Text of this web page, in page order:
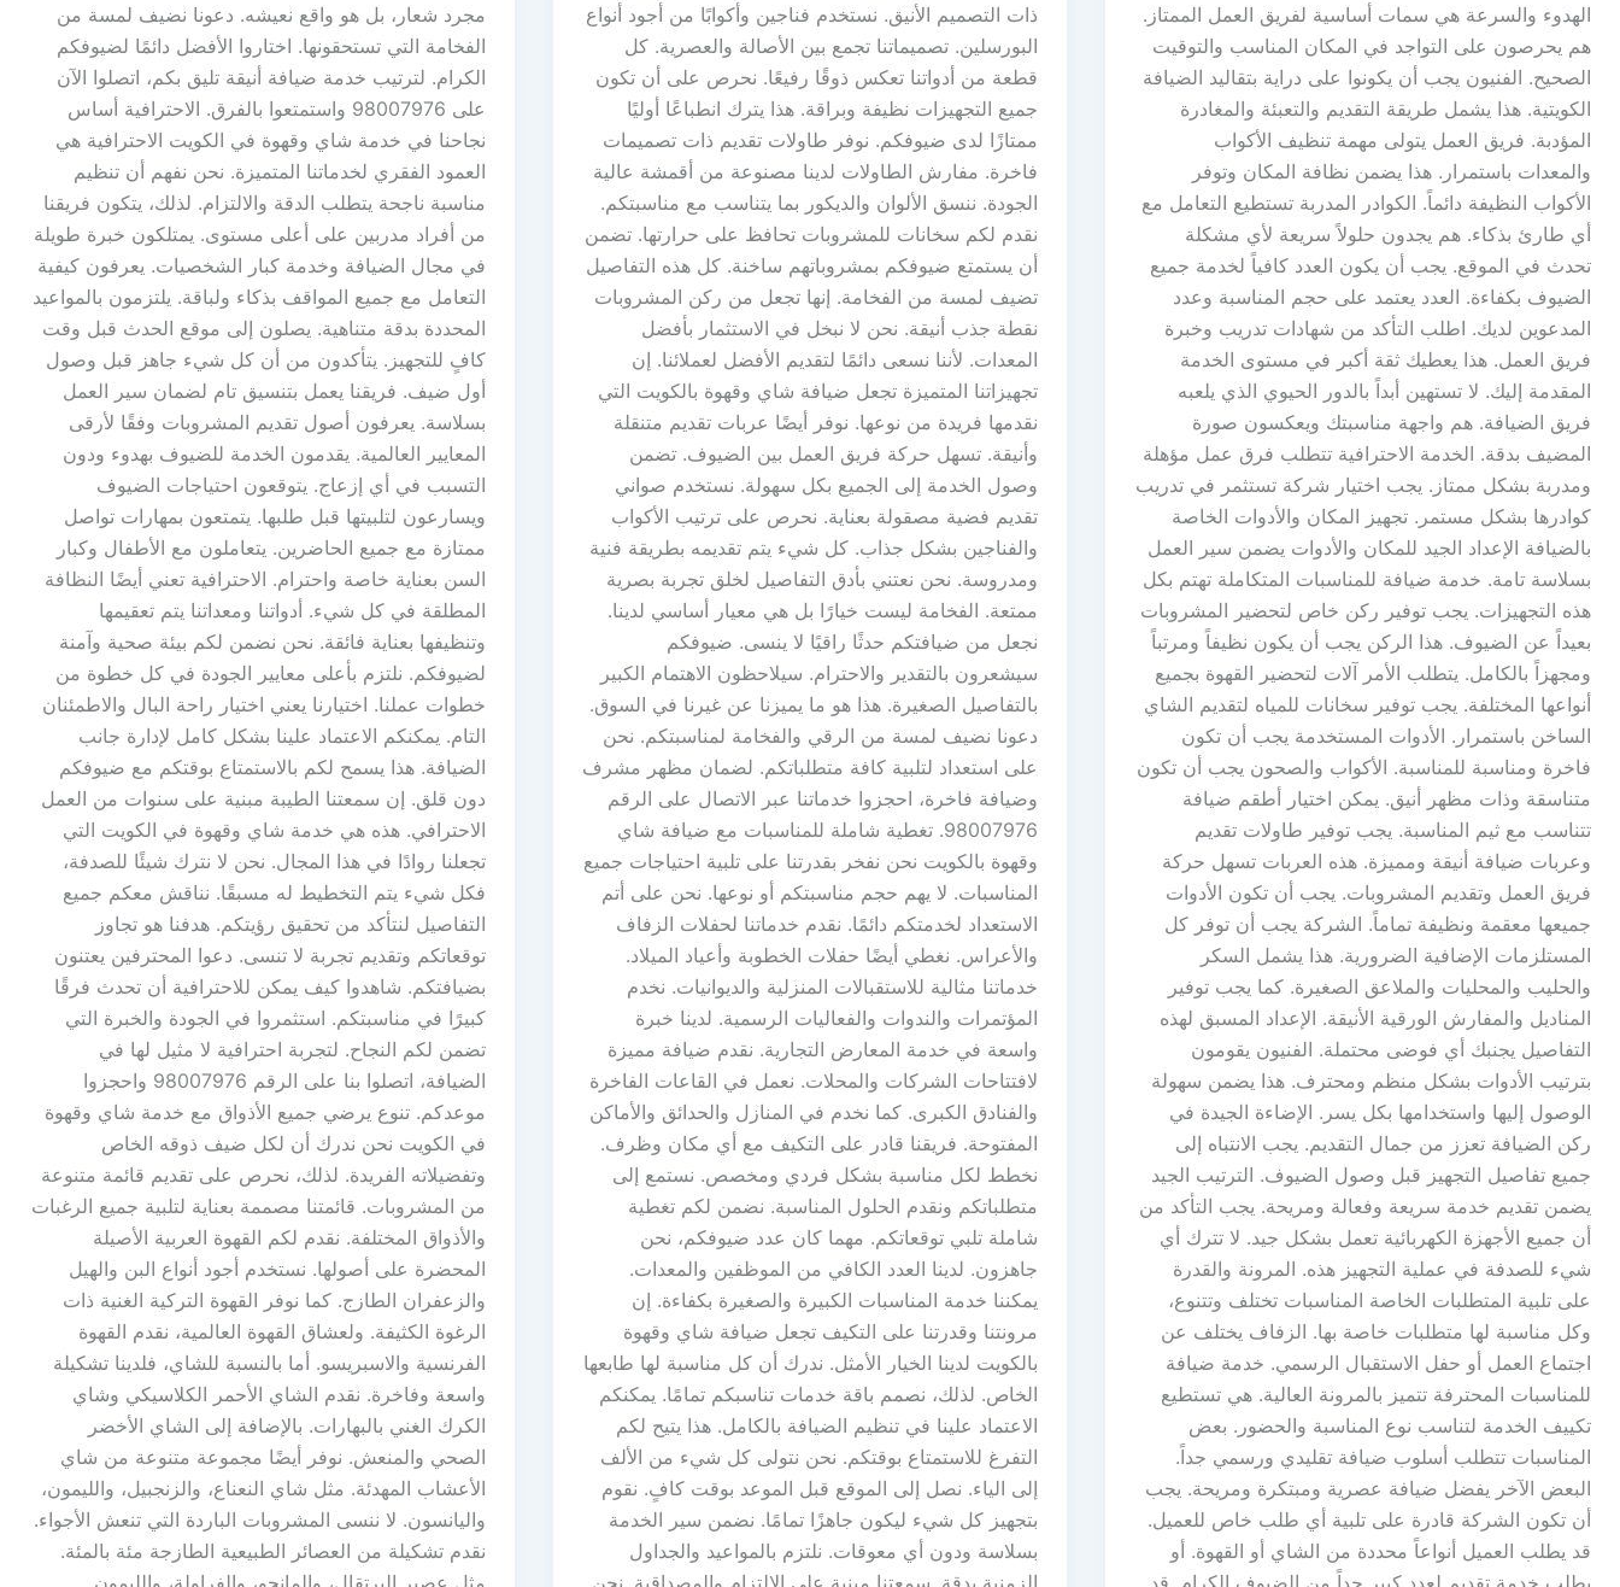
الهدوء والسرعة هي سمات أساسية لفريق العمل الممتاز.
هم يحرصون على التواجد في المكان المناسب والتوقيت
الصحيح. الفنيون يجب أن يكونوا على دراية بتقاليد الضيافة
الكويتية. هذا يشمل طريقة التقديم والتعبئة والمغادرة
المؤدبة. فريق العمل يتولى مهمة تنظيف الأكواب
والمعدات باستمرار. هذا يضمن نظافة المكان وتوفر
الأكواب النظيفة دائماً. الكوادر المدربة تستطيع التعامل مع
أي طارئ بذكاء. هم يجدون حلولاً سريعة لأي مشكلة
تحدث في الموقع. يجب أن يكون العدد كافياً لخدمة جميع
الضيوف بكفاءة. العدد يعتمد على حجم المناسبة وعدد
المدعوين لديك. اطلب التأكد من شهادات تدريب وخبرة
فريق العمل. هذا يعطيك ثقة أكبر في مستوى الخدمة
المقدمة إليك. لا تستهين أبداً بالدور الحيوي الذي يلعبه
فريق الضيافة. هم واجهة مناسبتك ويعكسون صورة
المضيف بدقة. الخدمة الاحترافية تتطلب فرق عمل مؤهلة
ومدربة بشكل ممتاز. يجب اختيار شركة تستثمر في تدريب
كوادرها بشكل مستمر. تجهيز المكان والأدوات الخاصة
بالضيافة الإعداد الجيد للمكان والأدوات يضمن سير العمل
بسلاسة تامة. خدمة ضيافة للمناسبات المتكاملة تهتم بكل
هذه التجهيزات. يجب توفير ركن خاص لتحضير المشروبات
بعيداً عن الضيوف. هذا الركن يجب أن يكون نظيفاً ومرتباً
ومجهزاً بالكامل. يتطلب الأمر آلات لتحضير القهوة بجميع
أنواعها المختلفة. يجب توفير سخانات للمياه لتقديم الشاي
الساخن باستمرار. الأدوات المستخدمة يجب أن تكون
فاخرة ومناسبة للمناسبة. الأكواب والصحون يجب أن تكون
متناسقة وذات مظهر أنيق. يمكن اختيار أطقم ضيافة
تتناسب مع ثيم المناسبة. يجب توفير طاولات تقديم
وعربات ضيافة أنيقة ومميزة. هذه العربات تسهل حركة
فريق العمل وتقديم المشروبات. يجب أن تكون الأدوات
جميعها معقمة ونظيفة تماماً. الشركة يجب أن توفر كل
المستلزمات الإضافية الضرورية. هذا يشمل السكر
والحليب والمحليات والملاعق الصغيرة. كما يجب توفير
المناديل والمفارش الورقية الأنيقة. الإعداد المسبق لهذه
التفاصيل يجنبك أي فوضى محتملة. الفنيون يقومون
بترتيب الأدوات بشكل منظم ومحترف. هذا يضمن سهولة
الوصول إليها واستخدامها بكل يسر. الإضاءة الجيدة في
ركن الضيافة تعزز من جمال التقديم. يجب الانتباه إلى
جميع تفاصيل التجهيز قبل وصول الضيوف. الترتيب الجيد
يضمن تقديم خدمة سريعة وفعالة ومريحة. يجب التأكد من
أن جميع الأجهزة الكهربائية تعمل بشكل جيد. لا تترك أي
شيء للصدفة في عملية التجهيز هذه. المرونة والقدرة
على تلبية المتطلبات الخاصة المناسبات تختلف وتتنوع،
وكل مناسبة لها متطلبات خاصة بها. الزفاف يختلف عن
اجتماع العمل أو حفل الاستقبال الرسمي. خدمة ضيافة
للمناسبات المحترفة تتميز بالمرونة العالية. هي تستطيع
تكييف الخدمة لتناسب نوع المناسبة والحضور. بعض
المناسبات تتطلب أسلوب ضيافة تقليدي ورسمي جداً.
البعض الآخر يفضل ضيافة عصرية ومبتكرة ومريحة. يجب
أن تكون الشركة قادرة على تلبية أي طلب خاص للعميل.
قد يطلب العميل أنواعاً محددة من الشاي أو القهوة. أو
ذات التصميم الأنيق. نستخدم فناجين وأكوابًا من أجود أنواع
البورسلين. تصميماتنا تجمع بين الأصالة والعصرية. كل
قطعة من أدواتنا تعكس ذوقًا رفيعًا. نحرص على أن تكون
جميع التجهيزات نظيفة وبراقة. هذا يترك انطباعًا أوليًا
ممتازًا لدى ضيوفكم. نوفر طاولات تقديم ذات تصميمات
فاخرة. مفارش الطاولات لدينا مصنوعة من أقمشة عالية
الجودة. ننسق الألوان والديكور بما يتناسب مع مناسبتكم.
نقدم لكم سخانات للمشروبات تحافظ على حرارتها. تضمن
أن يستمتع ضيوفكم بمشروباتهم ساخنة. كل هذه التفاصيل
تضيف لمسة من الفخامة. إنها تجعل من ركن المشروبات
نقطة جذب أنيقة. نحن لا نبخل في الاستثمار بأفضل
المعدات. لأننا نسعى دائمًا لتقديم الأفضل لعملائنا. إن
تجهيزاتنا المتميزة تجعل ضيافة شاي وقهوة بالكويت التي
نقدمها فريدة من نوعها. نوفر أيضًا عربات تقديم متنقلة
وأنيقة. تسهل حركة فريق العمل بين الضيوف. تضمن
وصول الخدمة إلى الجميع بكل سهولة. نستخدم صواني
تقديم فضية مصقولة بعناية. نحرص على ترتيب الأكواب
والفناجين بشكل جذاب. كل شيء يتم تقديمه بطريقة فنية
ومدروسة. نحن نعتني بأدق التفاصيل لخلق تجربة بصرية
ممتعة. الفخامة ليست خيارًا بل هي معيار أساسي لدينا.
نجعل من ضيافتكم حدثًا راقيًا لا ينسى. ضيوفكم
سيشعرون بالتقدير والاحترام. سيلاحظون الاهتمام الكبير
بالتفاصيل الصغيرة. هذا هو ما يميزنا عن غيرنا في السوق.
دعونا نضيف لمسة من الرقي والفخامة لمناسبتكم. نحن
على استعداد لتلبية كافة متطلباتكم. لضمان مظهر مشرف
وضيافة فاخرة، احجزوا خدماتنا عبر الاتصال على الرقم
98007976. تغطية شاملة للمناسبات مع ضيافة شاي
وقهوة بالكويت نحن نفخر بقدرتنا على تلبية احتياجات جميع
المناسبات. لا يهم حجم مناسبتكم أو نوعها. نحن على أتم
الاستعداد لخدمتكم دائمًا. نقدم خدماتنا لحفلات الزفاف
والأعراس. نغطي أيضًا حفلات الخطوبة وأعياد الميلاد.
خدماتنا مثالية للاستقبالات المنزلية والديوانيات. نخدم
المؤتمرات والندوات والفعاليات الرسمية. لدينا خبرة
واسعة في خدمة المعارض التجارية. نقدم ضيافة مميزة
لافتتاحات الشركات والمحلات. نعمل في القاعات الفاخرة
والفنادق الكبرى. كما نخدم في المنازل والحدائق والأماكن
المفتوحة. فريقنا قادر على التكيف مع أي مكان وظرف.
نخطط لكل مناسبة بشكل فردي ومخصص. نستمع إلى
متطلباتكم ونقدم الحلول المناسبة. نضمن لكم تغطية
شاملة تلبي توقعاتكم. مهما كان عدد ضيوفكم، نحن
جاهزون. لدينا العدد الكافي من الموظفين والمعدات.
يمكننا خدمة المناسبات الكبيرة والصغيرة بكفاءة. إن
مرونتنا وقدرتنا على التكيف تجعل ضيافة شاي وقهوة
بالكويت لدينا الخيار الأمثل. ندرك أن كل مناسبة لها طابعها
الخاص. لذلك، نصمم باقة خدمات تناسبكم تمامًا. يمكنكم
الاعتماد علينا في تنظيم الضيافة بالكامل. هذا يتيح لكم
التفرغ للاستمتاع بوقتكم. نحن نتولى كل شيء من الألف
إلى الياء. نصل إلى الموقع قبل الموعد بوقت كافٍ. نقوم
بتجهيز كل شيء ليكون جاهزًا تمامًا. نضمن سير الخدمة
بسلاسة ودون أي معوقات. نلتزم بالمواعيد والجداول
مجرد شعار، بل هو واقع نعيشه. دعونا نضيف لمسة من
الفخامة التي تستحقونها. اختاروا الأفضل دائمًا لضيوفكم
الكرام. لترتيب خدمة ضيافة أنيقة تليق بكم، اتصلوا الآن
على 98007976 واستمتعوا بالفرق. الاحترافية أساس
نجاحنا في خدمة شاي وقهوة في الكويت الاحترافية هي
العمود الفقري لخدماتنا المتميزة. نحن نفهم أن تنظيم
مناسبة ناجحة يتطلب الدقة والالتزام. لذلك، يتكون فريقنا
من أفراد مدربين على أعلى مستوى. يمتلكون خبرة طويلة
في مجال الضيافة وخدمة كبار الشخصيات. يعرفون كيفية
التعامل مع جميع المواقف بذكاء ولباقة. يلتزمون بالمواعيد
المحددة بدقة متناهية. يصلون إلى موقع الحدث قبل وقت
كافٍ للتجهيز. يتأكدون من أن كل شيء جاهز قبل وصول
أول ضيف. فريقنا يعمل بتنسيق تام لضمان سير العمل
بسلاسة. يعرفون أصول تقديم المشروبات وفقًا لأرقى
المعايير العالمية. يقدمون الخدمة للضيوف بهدوء ودون
التسبب في أي إزعاج. يتوقعون احتياجات الضيوف
ويسارعون لتلبيتها قبل طلبها. يتمتعون بمهارات تواصل
ممتازة مع جميع الحاضرين. يتعاملون مع الأطفال وكبار
السن بعناية خاصة واحترام. الاحترافية تعني أيضًا النظافة
المطلقة في كل شيء. أدواتنا ومعداتنا يتم تعقيمها
وتنظيفها بعناية فائقة. نحن نضمن لكم بيئة صحية وآمنة
لضيوفكم. نلتزم بأعلى معايير الجودة في كل خطوة من
خطوات عملنا. اختيارنا يعني اختيار راحة البال والاطمئنان
التام. يمكنكم الاعتماد علينا بشكل كامل لإدارة جانب
الضيافة. هذا يسمح لكم بالاستمتاع بوقتكم مع ضيوفكم
دون قلق. إن سمعتنا الطيبة مبنية على سنوات من العمل
الاحترافي. هذه هي خدمة شاي وقهوة في الكويت التي
تجعلنا روادًا في هذا المجال. نحن لا نترك شيئًا للصدفة،
فكل شيء يتم التخطيط له مسبقًا. نناقش معكم جميع
التفاصيل لنتأكد من تحقيق رؤيتكم. هدفنا هو تجاوز
توقعاتكم وتقديم تجربة لا تنسى. دعوا المحترفين يعتنون
بضيافتكم. شاهدوا كيف يمكن للاحترافية أن تحدث فرقًا
كبيرًا في مناسبتكم. استثمروا في الجودة والخبرة التي
تضمن لكم النجاح. لتجربة احترافية لا مثيل لها في
الضيافة، اتصلوا بنا على الرقم 98007976 واحجزوا
موعدكم. تنوع يرضي جميع الأذواق مع خدمة شاي وقهوة
في الكويت نحن ندرك أن لكل ضيف ذوقه الخاص
وتفضيلاته الفريدة. لذلك، نحرص على تقديم قائمة متنوعة
من المشروبات. قائمتنا مصممة بعناية لتلبية جميع الرغبات
والأذواق المختلفة. نقدم لكم القهوة العربية الأصيلة
المحضرة على أصولها. نستخدم أجود أنواع البن والهيل
والزعفران الطازج. كما نوفر القهوة التركية الغنية ذات
الرغوة الكثيفة. ولعشاق القهوة العالمية، نقدم القهوة
الفرنسية والاسبريسو. أما بالنسبة للشاي، فلدينا تشكيلة
واسعة وفاخرة. نقدم الشاي الأحمر الكلاسيكي وشاي
الكرك الغني بالبهارات. بالإضافة إلى الشاي الأخضر
الصحي والمنعش. نوفر أيضًا مجموعة متنوعة من شاي
الأعشاب المهدئة. مثل شاي النعناع، والزنجبيل، والليمون،
واليانسون. لا ننسى المشروبات الباردة التي تنعش الأجواء.
نقدم تشكيلة من العصائر الطبيعية الطازجة مئة بالمئة.